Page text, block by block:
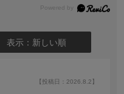
表示：新しい順
【投稿日：2026.8.2】